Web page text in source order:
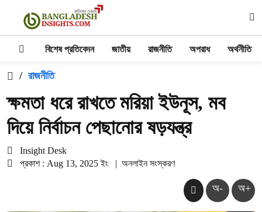
বিশেষ প্রতিবেদন জাতীয় রাজনীতি অপরাধ অর্থনীতি
/ রাজনীতি
ক্ষমতা ধরে রাখতে মরিয়া ইউনূস, মব
দিয়ে নির্বাচন পেছানোর ষড়যন্ত্র
Insight Desk
প্রকাশ : Aug 13, 2025 ইং
| অনলাইন সংস্করণ
অ- অ+